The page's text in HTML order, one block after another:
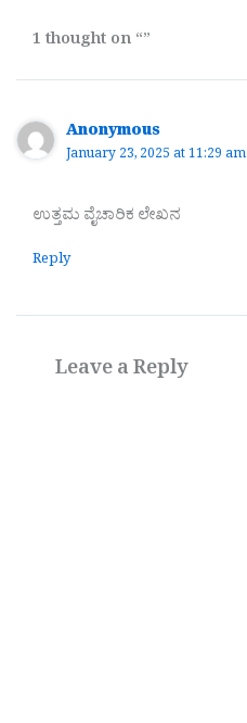
1 thought on “”
Anonymous
January 23, 2025 at 11:29 am
ಉತ್ತಮ ವೈಚಾರಿಕ ಲೇಖನ
Reply
Leave a Reply